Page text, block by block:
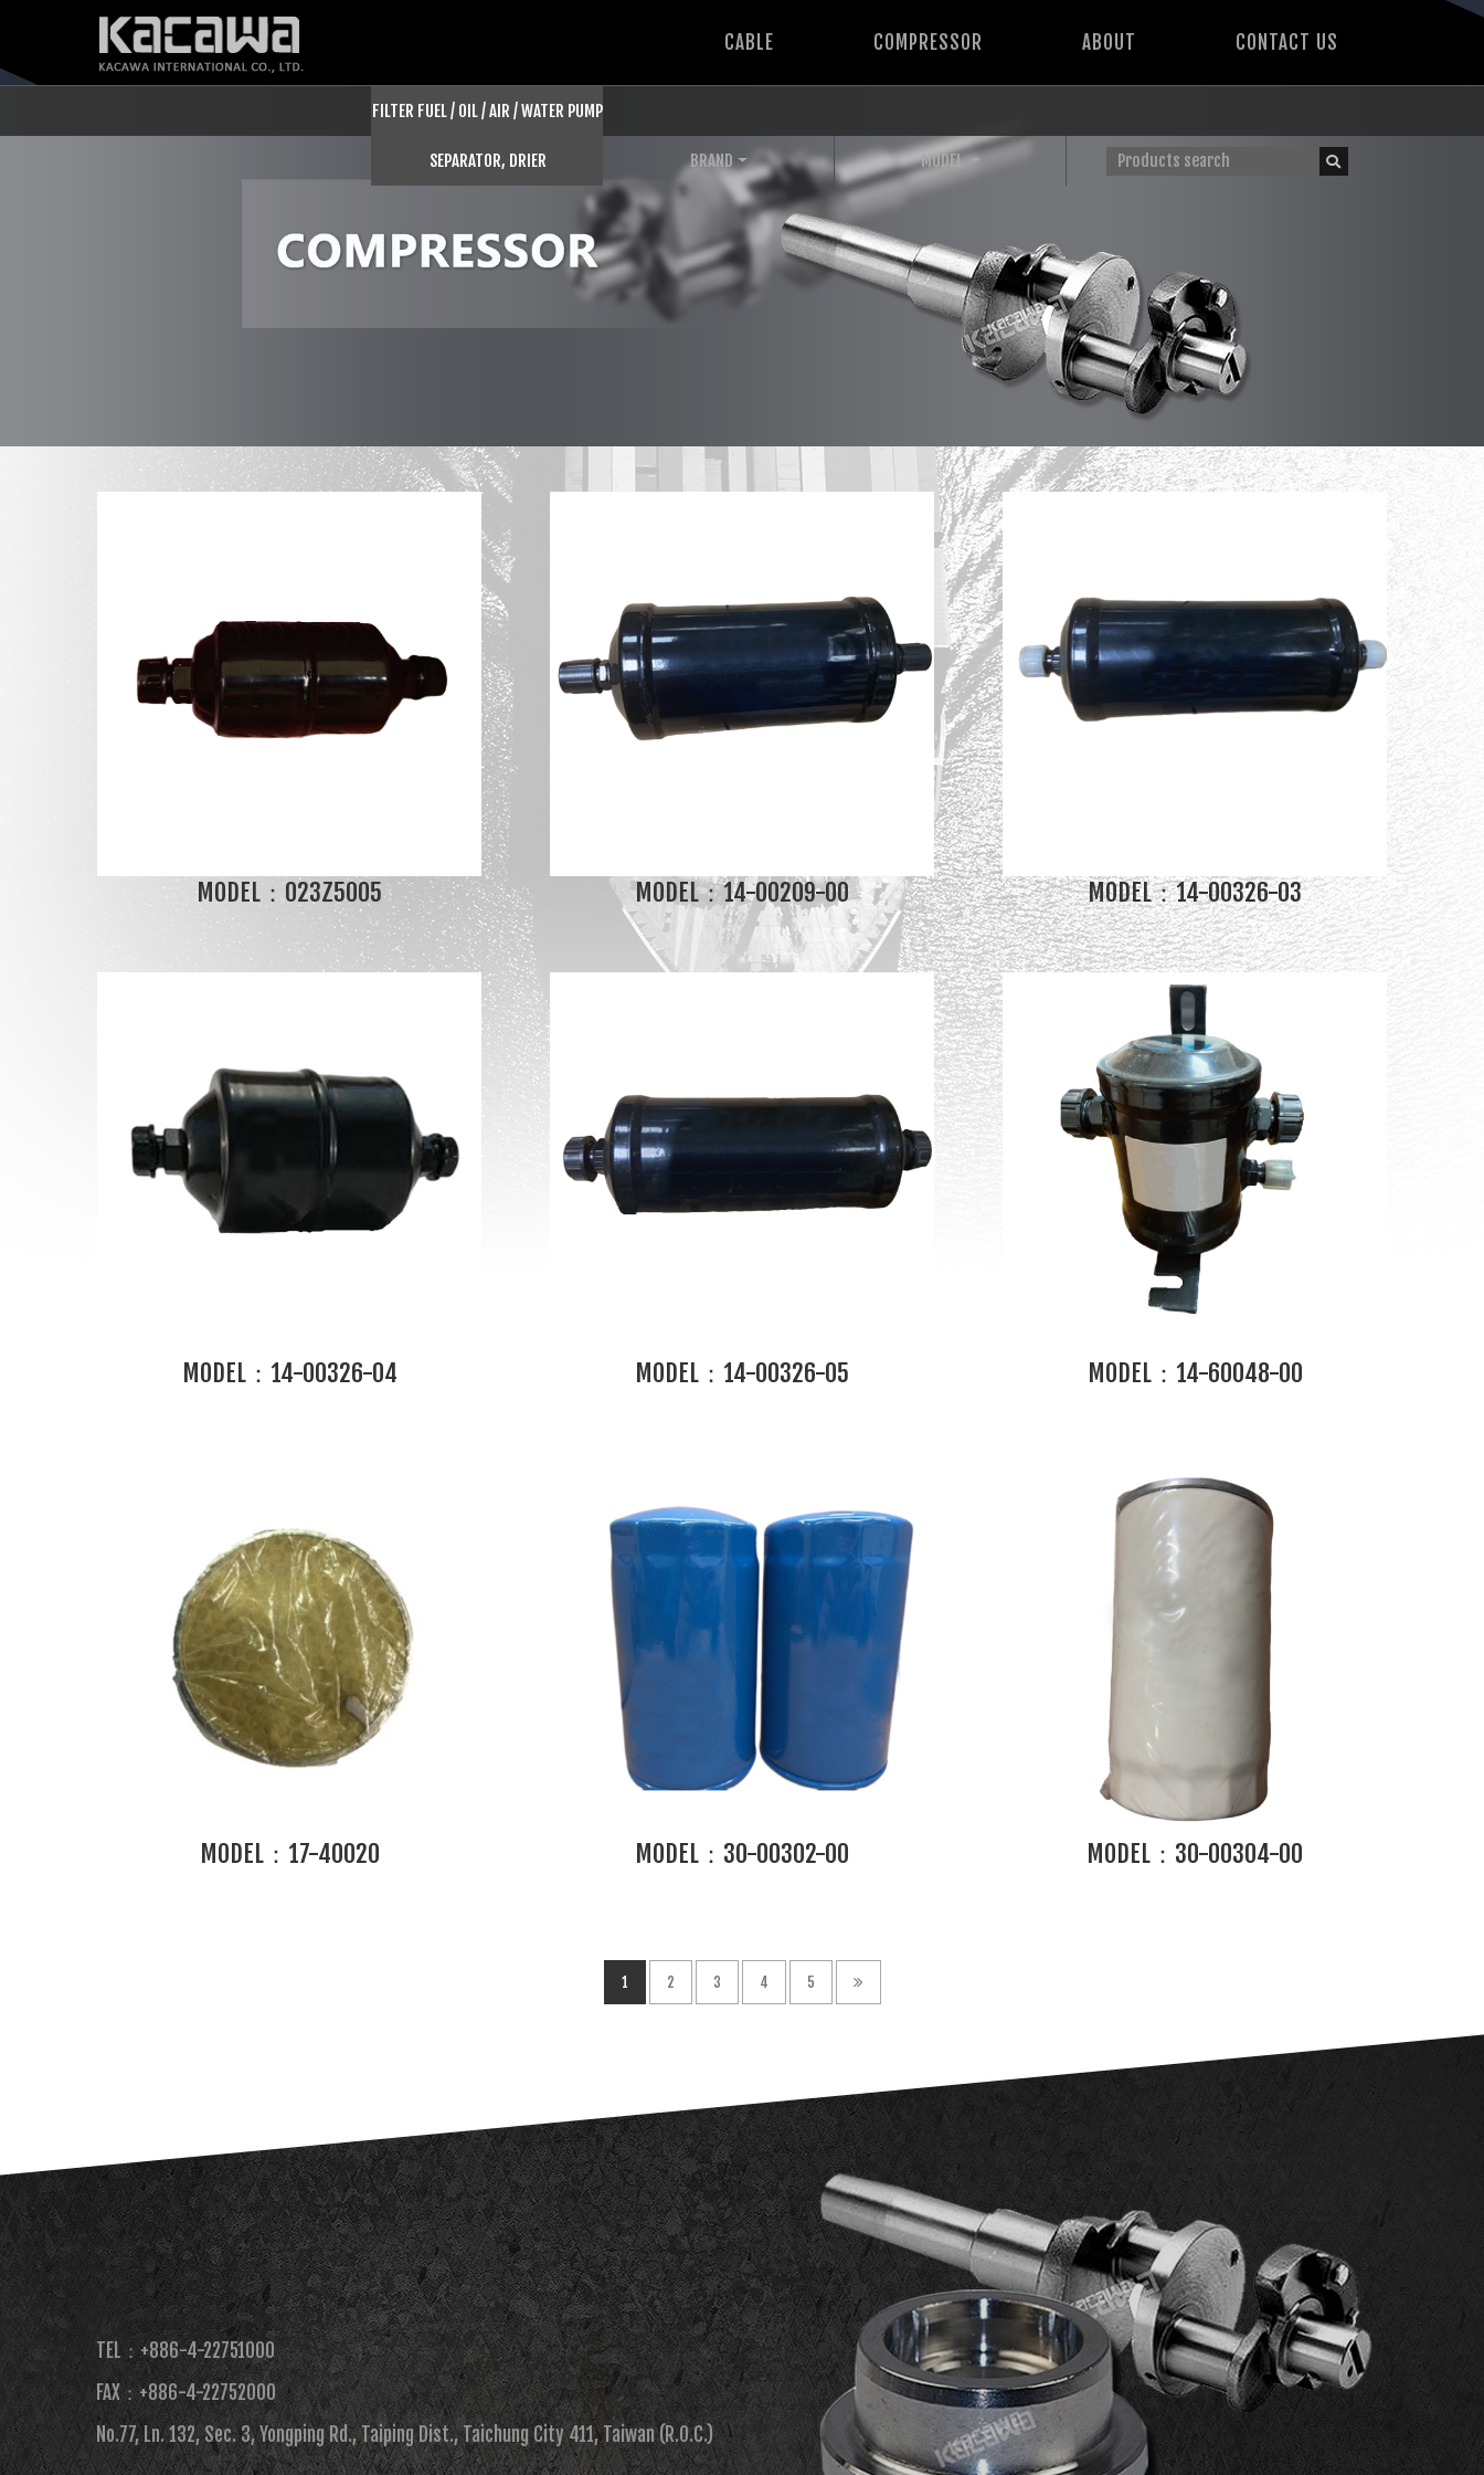
CABLE COMPRESSOR ABOUT CONTACT US
FILTER FUEL / OIL / AIR / WATER PUMP
SEPARATOR, DRIER BRAND MODEL
MODEL：023Z5005 MODEL：14-00209-00 MODEL：14-00326-03
MODEL：14-00326-04 MODEL：14-00326-05 MODEL：14-60048-00
MODEL：17-40020 MODEL：30-00302-00 MODEL：30-00304-00
1 2 3 4 5
TEL：+886-4-22751000
FAX：+886-4-22752000​
No.77, Ln. 132, Sec. 3, Yongping Rd., Taiping Dist., Taichung City 411, Taiwan (R.O.C.)